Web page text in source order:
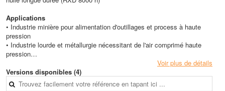
Applications
• Industrie minière pour alimentation d'outillages et process à haute
pression
• Industrie lourde et métallurgie nécessitant de l'air comprimé haute
pression
• Chantiers et installations où la fiabilité en environnement sévère est
requise
• Applications industrielles générales nécessitant une source d'air
Voir plus de détails
Versions disponibles (4)